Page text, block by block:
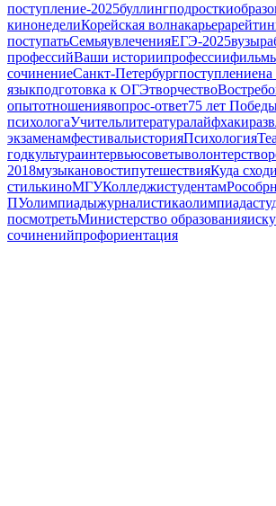
поступление-2025буллингподростки
кинонеделиКорейская волнакарьера
поступатьСемьяувлеченияЕГЭ-2025вузы
профессийВаши историипрофессии
сочинениеСанкт-Петербургпоступление
языкподготовка к ОГЭтворчество
опытотношениявопрос-ответ75 лет
психологаУчительлитературалайфхаки
экзаменамфестивальисторияПсихология
годкультураинтервьюсоветыволонтерство
2018музыкановостипутешествияКуда
стилькиноМГУКолледжистудентам
ПУолимпиадыжурналистикаолимпиада
посмотретьМинистерство образования
сочиненийпрофориентация